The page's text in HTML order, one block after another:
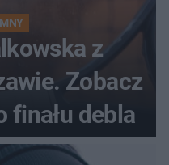
z
Zobacz
finału debla